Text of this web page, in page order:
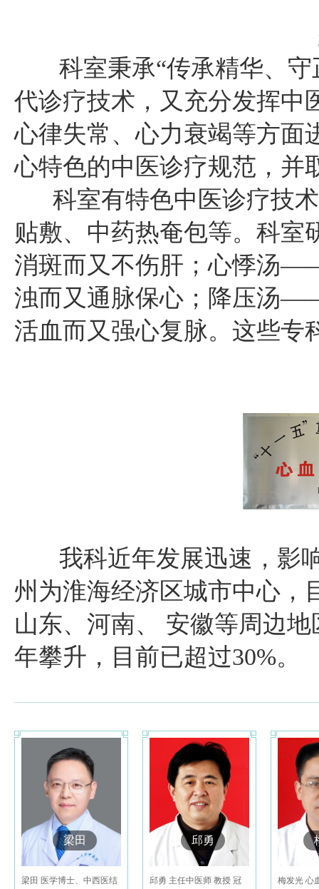
科室秉承“传承精华、守
代诊疗技术，又充分发挥中
心律失常、心力衰竭等方面
心特色的中医诊疗规范，并
科室有特色中医诊疗技术
贴敷、中药热奄包等。科
消斑而又不伤肝；心悸汤
浊而又通脉保心；降压汤
活血而又强心复脉。这些专
我科近年发展迅速，影响
州为淮海经济区城市中心，
山东、河南、 安徽等周边
年攀升，目前已超过30%。
梁田
梁田 医学博士、中西医结
邱勇
邱勇 主任中医师 教授 冠
梅发光 心